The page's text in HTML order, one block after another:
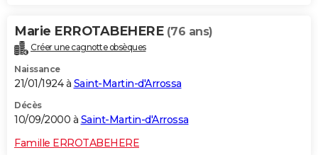
Marie ERROTABEHERE (76 ans)
Créer une cagnotte obsèques
Naissance
21/01/1924 à Saint-Martin-d'Arrossa
Décès
10/09/2000 à Saint-Martin-d'Arrossa
Famille ERROTABEHERE